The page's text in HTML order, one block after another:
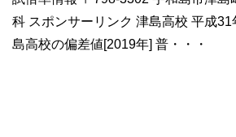
科 スポンサーリンク 津島高校 平成
島高校の偏差値[2019年] 普・・・